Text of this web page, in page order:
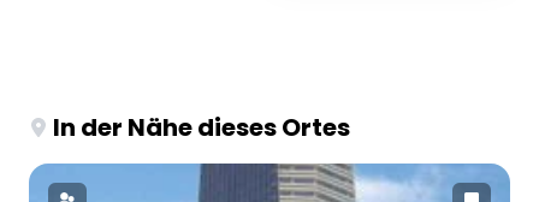
In der Nähe dieses Ortes